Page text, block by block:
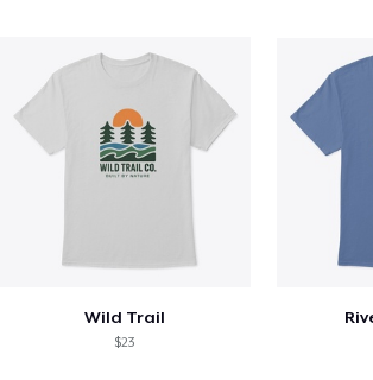
Wild Trail
$23